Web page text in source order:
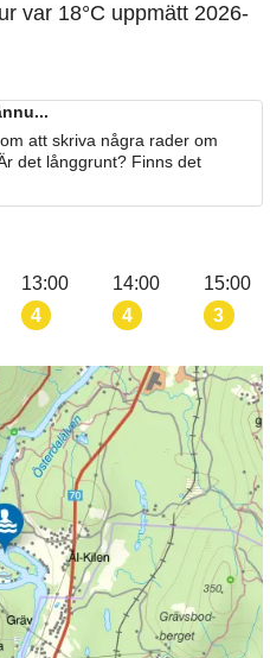
var 18°C uppmätt 2026-
att skriva några rader om
det långgrunt? Finns det
13:00
4
14:00
4
15:00
3